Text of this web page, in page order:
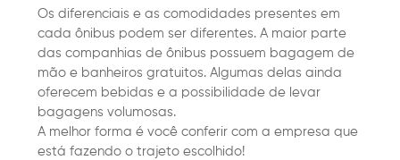
Os diferenciais e as comodidades presentes em
cada ônibus podem ser diferentes. A maior parte
das companhias de ônibus possuem bagagem de
mão e banheiros gratuitos. Algumas delas ainda
oferecem bebidas e a possibilidade de levar
bagagens volumosas.
A melhor forma é você conferir com a empresa que
está fazendo o trajeto escolhido!